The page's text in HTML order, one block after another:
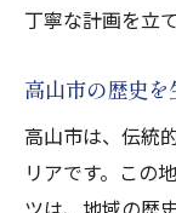
丁寧な計画を立
高山市の歴史
高山市は、伝統
リアです。この